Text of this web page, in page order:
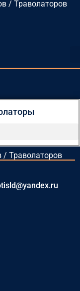
/ Траволаторов
/ Траволаторов